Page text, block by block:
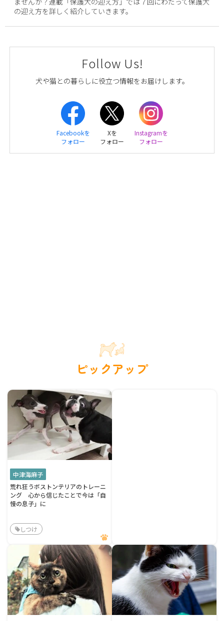
の迎え方を詳しく紹介していきます。
Follow Us!
犬や猫との暮らしに役立つ情報をお届けします。
Facebookを
フォロー
Xを
フォロー
Instagramを
フォロー
ピックアップ
中津海麻子
荒れ狂うボストンテリアのトレーニ
ング 心から信じたことで今は「自
慢の息子」に
しつけ